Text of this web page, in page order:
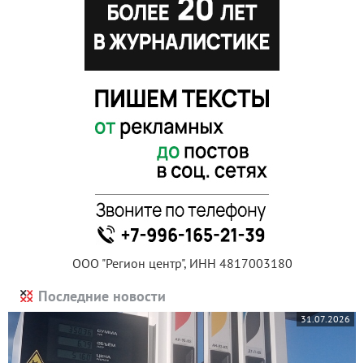
ООО "Регион центр", ИНН 4817003180
Последние новости
31.07.2026